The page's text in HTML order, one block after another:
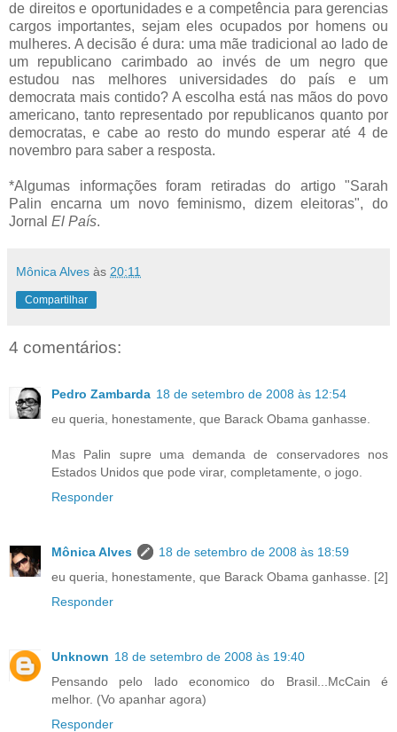
de direitos e oportunidades e a competência para gerencias
cargos importantes, sejam eles ocupados por homens ou
mulheres. A decisão é dura: uma mãe tradicional ao lado de
um republicano carimbado ao invés de um negro que
estudou nas melhores universidades do país e um
democrata mais contido? A escolha está nas mãos do povo
americano, tanto representado por republicanos quanto por
democratas, e cabe ao resto do mundo esperar até 4 de
novembro para saber a resposta.
*Algumas informações foram retiradas do artigo "Sarah
Palin encarna um novo feminismo, dizem eleitoras", do
Jornal El País.
Mônica Alves às 20:11
Compartilhar
4 comentários:
Pedro Zambarda 18 de setembro de 2008 às 12:54
eu queria, honestamente, que Barack Obama ganhasse.
Mas Palin supre uma demanda de conservadores nos
Estados Unidos que pode virar, completamente, o jogo.
Responder
Mônica Alves
18 de setembro de 2008 às 18:59
eu queria, honestamente, que Barack Obama ganhasse. [2]
Responder
Unknown 18 de setembro de 2008 às 19:40
Pensando pelo lado economico do Brasil...McCain é
melhor. (Vo apanhar agora)
Responder